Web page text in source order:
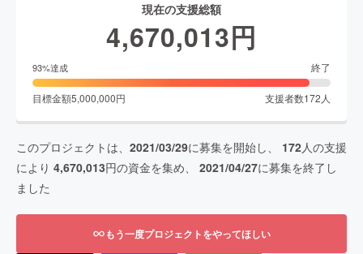
現在の支援総額
4,670,013円
93%達成 終了
目標金額5,000,000円 支援者数172 人
このプロジェクトは、 2021/03/29に募集を開始し、 172人の支援
により 4,670,013円の資金を集め、 2021/04/27に募集を終了し
ました
もう一度プロジェクトをやってほしい